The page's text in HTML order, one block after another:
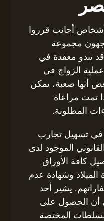
أجانب قرروا
مجموعة
تبدو معقدة في
عملية الزواج في
أنها صعبة، يمكن
تمت مراعاة
المطلوبة.
في تسهيل تجارب
الموجود لدى
كافة الأوراق
الميلاد وشهادة عدم
يشير أحد
أن الحصول على
المختصة